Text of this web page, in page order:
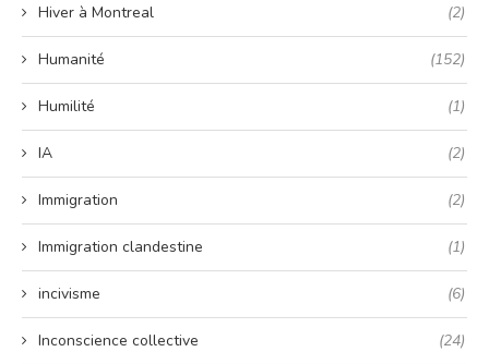
Hiver à Montreal (2)
Humanité (152)
Humilité (1)
IA (2)
Immigration (2)
Immigration clandestine (1)
incivisme (6)
Inconscience collective (24)